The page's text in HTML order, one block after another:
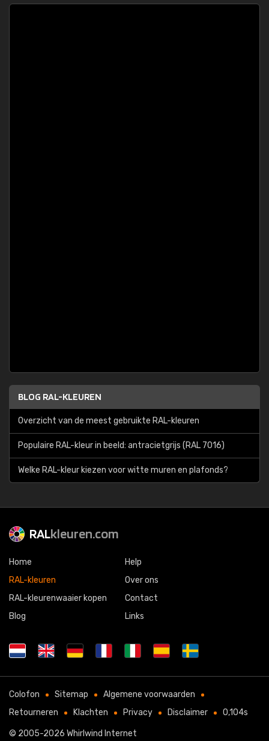
BLOG RAL-KLEUREN
Overzicht van de meest gebruikte RAL-kleuren
Populaire RAL-kleur in beeld: antracietgrijs (RAL 7016)
Welke RAL-kleur kiezen voor witte muren en plafonds?
RALkleuren.com
Home
RAL-kleuren
RAL-kleurenwaaier kopen
Blog
Help
Over ons
Contact
Links
Colofon Sitemap
Algemene voorwaarden
Retourneren
Klachten Privacy Disclaimer 0,104s
© 2005-2026 Whirlwind Internet